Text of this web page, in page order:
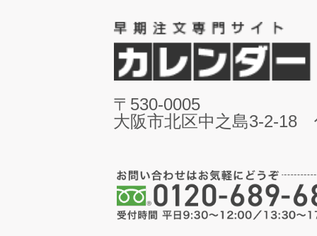
〒530-0005
大阪市北区中之島3-2-18